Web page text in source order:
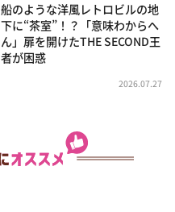
船のような洋風レトロビルの地
下に“茶室”！？「意味わからへ
ん」扉を開けたTHE SECOND王
者が困惑
2026.07.27